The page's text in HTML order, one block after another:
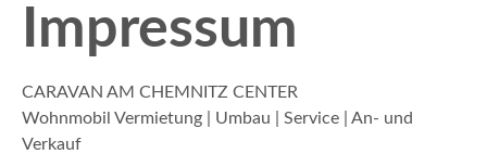
Impressum
CARAVAN AM CHEMNITZ CENTER
Wohnmobil Vermietung | Umbau | Service | An- und
Verkauf